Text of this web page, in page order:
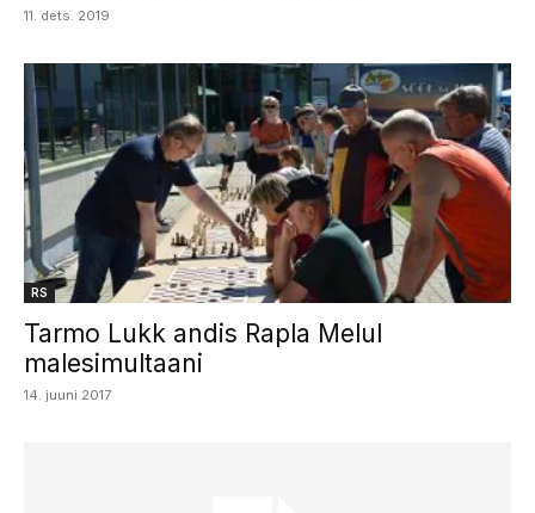
11. dets. 2019
RS
Tarmo Lukk andis Rapla Melul
malesimultaani
14. juuni 2017